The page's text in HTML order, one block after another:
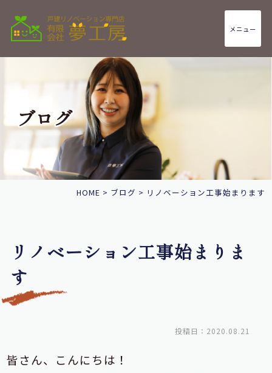
メニュー
ブログ
HOME > ブログ > リノベーション工事始まります
リノベーション工事始まりま
す
投稿日：2020.08.21
皆さん、こんにちは！